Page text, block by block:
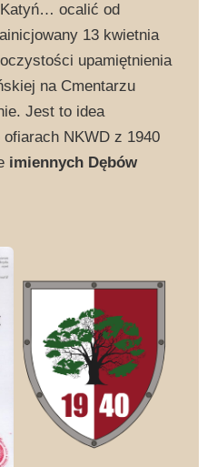
ocalić od
13 kwietnia
upamiętnienia
na Cmentarzu
Jest to idea
NKWD z 1940
imiennych Dębów